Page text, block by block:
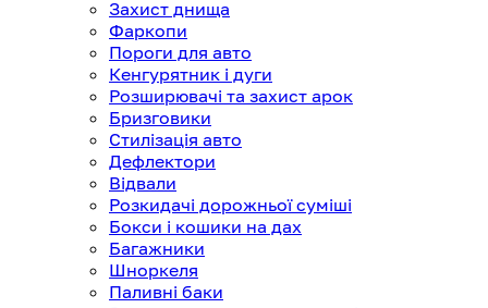
Захист днища
Фаркопи
Пороги для авто
Кенгурятник і дуги
Розширювачі та захист арок
Бризговики
Стилізація авто
Дефлектори
Відвали
Розкидачі дорожньої суміші
Бокси і кошики на дах
Багажники
Шноркеля
Паливні баки